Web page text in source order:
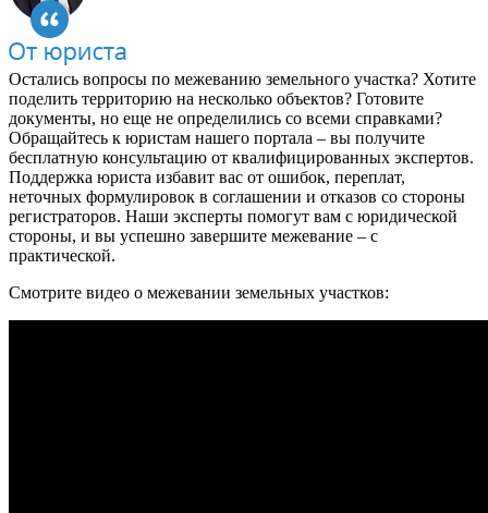
Остались вопросы по межеванию земельного участка? Хотите
поделить территорию на несколько объектов? Готовите
документы, но еще не определились со всеми справками?
Обращайтесь к юристам нашего портала – вы получите
бесплатную консультацию от квалифицированных экспертов.
Поддержка юриста избавит вас от ошибок, переплат,
неточных формулировок в соглашении и отказов со стороны
регистраторов. Наши эксперты помогут вам с юридической
стороны, и вы успешно завершите межевание – с
практической.
Смотрите видео о межевании земельных участков: